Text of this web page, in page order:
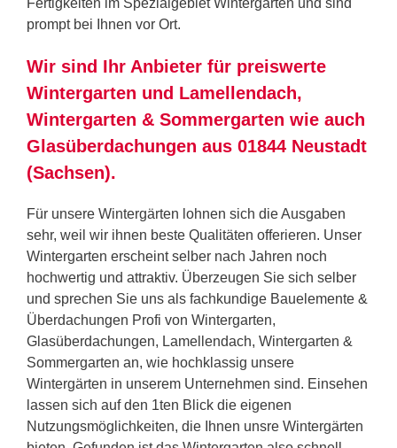
Fertigkeiten im Spezialgebiet Wintergärten und sind
prompt bei Ihnen vor Ort.
Wir sind Ihr Anbieter für preiswerte
Wintergarten und Lamellendach,
Wintergarten & Sommergarten wie auch
Glasüberdachungen aus 01844 Neustadt
(Sachsen).
Für unsere Wintergärten lohnen sich die Ausgaben
sehr, weil wir ihnen beste Qualitäten offerieren. Unser
Wintergarten erscheint selber nach Jahren noch
hochwertig und attraktiv. Überzeugen Sie sich selber
und sprechen Sie uns als fachkundige Bauelemente &
Überdachungen Profi von Wintergarten,
Glasüberdachungen, Lamellendach, Wintergarten &
Sommergarten an, wie hochklassig unsere
Wintergärten in unserem Unternehmen sind. Einsehen
lassen sich auf den 1ten Blick die eigenen
Nutzungsmöglichkeiten, die Ihnen unsre Wintergärten